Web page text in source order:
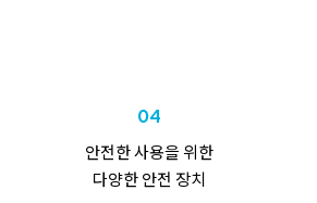
04
안전한 사용을 위한
다양한 안전 장치